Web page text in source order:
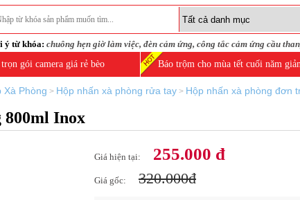
ý từ khóa: chuông hẹn giờ làm việc, đèn cảm ứng, công tắc cảm ứng cầu
gói camera giá rẻ bèo Báo trộm cho mùa tết cuối năm
Xà Phòng > Hộp nhấn xà phòng rửa tay > Hộp nhấn xà phòng đơn
800ml Inox
Giá hiện tại: 255.000 đ
Giá gốc: 320.000đ